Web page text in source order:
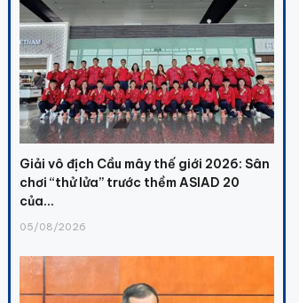
Giải vô địch Cầu mây thế giới 2026: Sân
chơi “thử lửa” trước thềm ASIAD 20
của...
05/08/2026